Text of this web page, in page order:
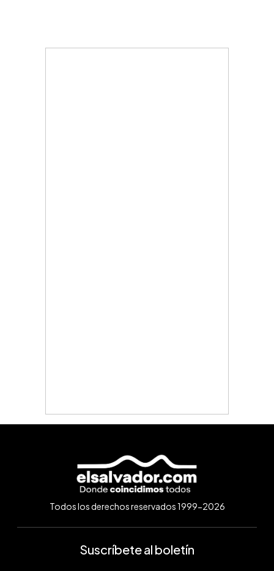
Todos los derechos reservados 1999-2026
Suscríbete al boletín